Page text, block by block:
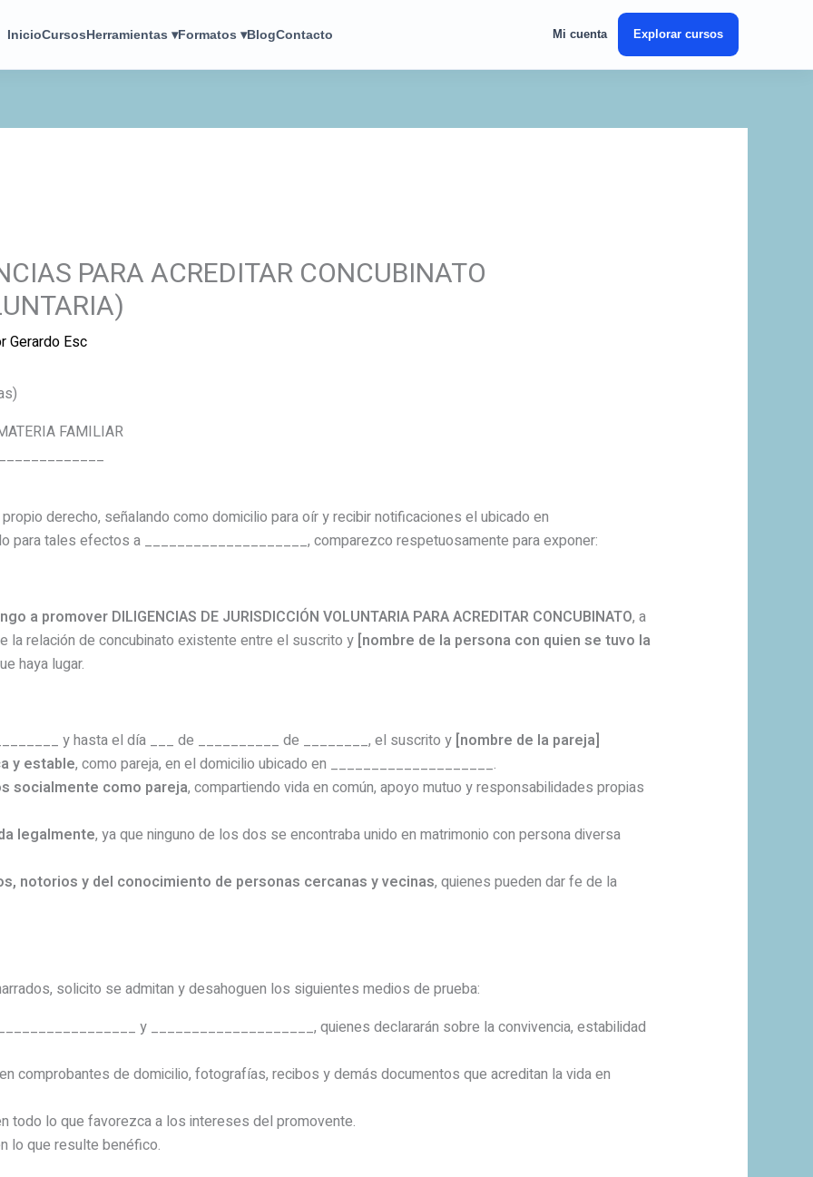
InicioCursosHerramientas ▾Formatos ▾BlogContacto Mi cuenta Explorar cursos
PARA ACREDITAR CONCUBINATO
Gerardo Esc
FAMILIAR
derecho, señalando como domicilio para oír y recibir notificaciones el ubicado en
para tales efectos a ____________________, comparezco respetuosamente para exponer:
a promover DILIGENCIAS DE JURISDICCIÓN VOLUNTARIA PARA ACREDITAR CONCUBINATO, a
la relación de concubinato existente entre el suscrito y [nombre de la persona con quien se tuvo la
haya lugar.
y hasta el día ___ de __________ de ________, el suscrito y [nombre de la pareja]
y estable, como pareja, en el domicilio ubicado en ____________________.
socialmente como pareja, compartiendo vida en común, apoyo mutuo y responsabilidades propias
legalmente, ya que ninguno de los dos se encontraba unido en matrimonio con persona diversa
notorios y del conocimiento de personas cercanas y vecinas, quienes pueden dar fe de la
solicito se admitan y desahoguen los siguientes medios de prueba:
y ____________________, quienes declararán sobre la convivencia, estabilidad
comprobantes de domicilio, fotografías, recibos y demás documentos que acreditan la vida en
todo lo que favorezca a los intereses del promovente.
lo que resulte benéfico.